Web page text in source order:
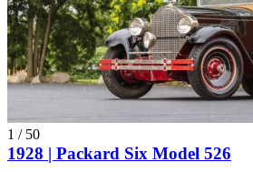
1 / 50
1928 | Packard Six Model 526